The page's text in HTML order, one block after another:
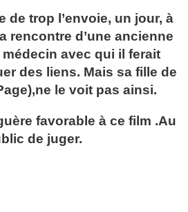
de trop l’envoie, un jour, à
rencontre d’une ancienne
avec qui il ferait
des liens. Mais sa fille de
le voit pas ainsi.
favorable à ce film .Au
de juger.